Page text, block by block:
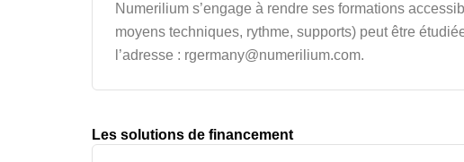
Numerilium s’engage à rendre ses formations
moyens techniques, rythme, supports) peut être
l’adresse : rgermany@numerilium.com.
Les solutions de financement